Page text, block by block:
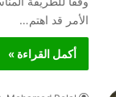
الأمر قد اهتم…
أكمل القراءة »